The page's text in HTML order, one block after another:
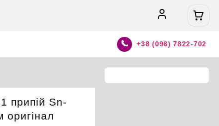
+38 (096) 7822-702
припій Sn-